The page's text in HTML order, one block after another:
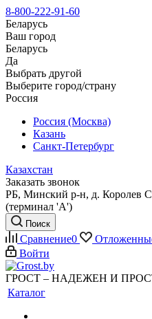
8-800-222-91-60
Беларусь
Ваш город
Беларусь
Да
Выбрать другой
Выберите город/страну
Россия
Россия (Москва)
Казань
Санкт-Петербург
Казахстан
Заказать звонок
РБ, Минский р-н, д. Королев
(терминал 'А')
Поиск
Сравнение0
Войти
ГРОСТ – НАДЕЖЕН И
Каталог